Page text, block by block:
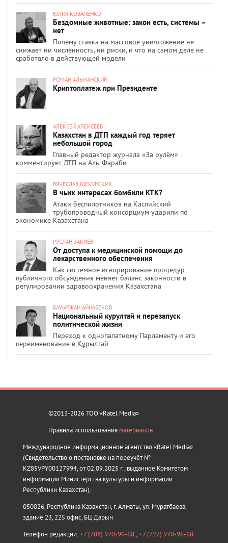
ЮЛИЯ КОВАЛЕНКО
Бездомные животные: закон есть, системы –
нет
Почему ставка на массовое уничтожение не
снижает ни численность, ни риски, и что на самом деле не
сработало в действующей модели
РОМАН АЛЬМАНСКИЙ
Криптоплатеж при Президенте
АЛЕКСЕЙ АЛЕКСЕЕВ
Казахстан в ДТП каждый год теряет
небольшой город
Главный редактор журнала «За рулём»
комментирует ДТП на Аль-Фараби
ВЯЧЕСЛАВ ЩЕКУНСКИХ
В чьих интересах бомбили КТК?
Атаки беспилотников на Каспийский
трубопроводный консорциум ударили по
экономике Казахстана
РУСЛАН ЗАКИЕВ
От доступа к медицинской помощи до
лекарственного обеспечения
Как системное игнорирование процедур
публичного обсуждения меняет баланс законности в
регулировании здравоохранения Казахстана
БАУЫРЖАН АЙНАБЕКОВ
Национальный курултай и перезапуск
политической жизни
Переход к однопалатному Парламенту и его
переименование в Құрылтай
©2013-2026 ТОО «Ratel Media»
Правила использования материалов
Международное информационное агентство «Ratel Media»
(Свидетельство о постановке на переучёт №
KZ85VPY00127994, от 02.09.2025 г., выданное Комитетом
информации Министерства культуры и информации
Республики Казахстан).
050026, Республика Казахстан, г. Алматы, ул. Муратбаева,
здание 23, 225 офис, БЦ Дарын
Телефон редакции:+7 (708) 970-96-68 ;+7 (727) 970-96-68